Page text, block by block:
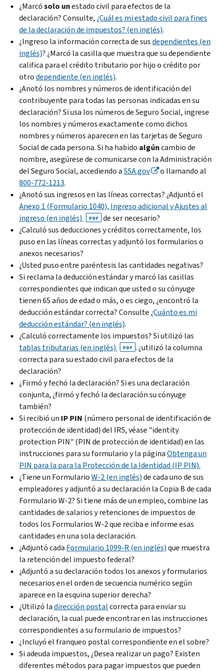
¿Marcósolo unestado civil para efectos de la
declaración? Consulte, ¿Cuál es mi estado civil para fines
de la declaración de impuestos? (en inglés).
¿Ingreso la información correcta de susdependientes (en
inglés)? ¿Marcó la casilla que muestra que su dependiente
califica para el crédito tributario por hijo o crédito por
otrodependiente (en inglés).
¿Anotó los nombres y números de identificación del
contribuyente para todas las personas indicadas en su
declaración? Si usa los números de Seguro Social, ingrese
los nombres y números exactamente como dichos
nombres y números aparecen en las tarjetas de Seguro
Social de cada persona. Si ha habido algúncambio de
nombre, asegúrese de comunicarse con la Administración
del Seguro Social, accediendo aSSA.gov
o llamando al
800-772-1213.
¿Anotó sus ingresos en las líneas correctas? ¿Adjuntó el
Anexo 1 (Formulario 1040), Ingreso adicional y Ajustes al
ingreso (en inglés)
PDF
de ser necesario?
¿Calculó sus deducciones y créditos correctamente, los
puso en las líneas correctas y adjuntó los formularios o
anexos necesarios?
¿Usted puso entre paréntesis las cantidades negativas?
Si reclama la deducción estándar y marcó las casillas
correspondientes que indican que usted o su cónyuge
tienen 65 años de edad o más, o es ciego, ¿encontró la
deducción estándar correcta? Consulte ¿Cuánto es mi
deducción estándar? (en inglés).
¿Calculó correctamente los impuestos? Si utilizó las
tablas tributarias (en inglés)
PDF . ¿utilizó la columna
correcta para su estado civil para efectos de la
declaración?
¿Firmó y fechó la declaración? Si es una declaración
conjunta, ¿firmó y fechó la declaración su cónyuge
también?
Si recibió un IP PIN (número personal de identificación de
protección de identidad) del IRS, véase "identity
protection PIN" (PIN de protección de identidad) en las
instrucciones para su formulario y la páginaObtenga un
PIN para la para la Protección de la Identidad (IP PIN).
¿Tiene un FormularioW-2 (en inglés)de cada uno de sus
empleadores y adjuntó a su declaración la Copia Bde cada
FormularioW-2? Si tiene más de un empleo, combine las
cantidades de salarios y retenciones de impuestos de
todos los FormulariosW-2 que reciba e informe esas
cantidades en una sola declaración.
¿Adjuntó cada Formulario 1099-R (en inglés)que muestra
la retención del impuesto federal?
¿Adjuntó a su declaración todos los anexos y formularios
necesarios en el orden de secuencia numérico según
aparece en la esquina superior derecha?
¿Utilizó ladirección postalcorrecta para enviar su
declaración, la cual puede encontrar en las instrucciones
correspondientes a su formulario de impuestos?
¿Incluyó el franqueo postal correspondiente en el sobre?
Si adeuda impuestos, ¿Desea realizar un pago? Existen
diferentes métodos para pagar impuestos que pueden